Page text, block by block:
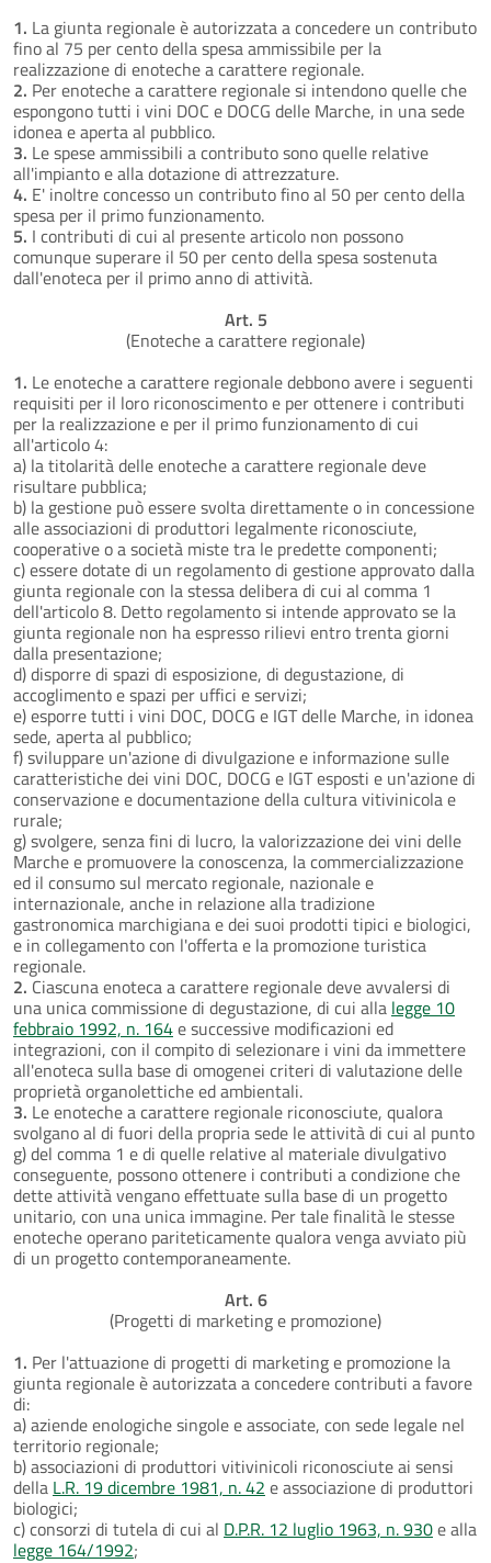
1. La giunta regionale è autorizzata a concedere un contributo
fino al 75 per cento della spesa ammissibile per la
realizzazione di enoteche a carattere regionale.
2. Per enoteche a carattere regionale si intendono quelle che
espongono tutti i vini DOC e DOCG delle Marche, in una sede
idonea e aperta al pubblico.
3. Le spese ammissibili a contributo sono quelle relative
all'impianto e alla dotazione di attrezzature.
4. E' inoltre concesso un contributo fino al 50 per cento della
spesa per il primo funzionamento.
5. I contributi di cui al presente articolo non possono
comunque superare il 50 per cento della spesa sostenuta
dall'enoteca per il primo anno di attività.
Art. 5
(Enoteche a carattere regionale)
1. Le enoteche a carattere regionale debbono avere i seguenti
requisiti per il loro riconoscimento e per ottenere i contributi
per la realizzazione e per il primo funzionamento di cui
all'articolo 4:
a) la titolarità delle enoteche a carattere regionale deve
risultare pubblica;
b) la gestione può essere svolta direttamente o in concessione
alle associazioni di produttori legalmente riconosciute,
cooperative o a società miste tra le predette componenti;
c) essere dotate di un regolamento di gestione approvato dalla
giunta regionale con la stessa delibera di cui al comma 1
dell'articolo 8. Detto regolamento si intende approvato se la
giunta regionale non ha espresso rilievi entro trenta giorni
dalla presentazione;
d) disporre di spazi di esposizione, di degustazione, di
accoglimento e spazi per uffici e servizi;
e) esporre tutti i vini DOC, DOCG e IGT delle Marche, in idonea
sede, aperta al pubblico;
f) sviluppare un'azione di divulgazione e informazione sulle
caratteristiche dei vini DOC, DOCG e IGT esposti e un'azione di
conservazione e documentazione della cultura vitivinicola e
rurale;
g) svolgere, senza fini di lucro, la valorizzazione dei vini delle
Marche e promuovere la conoscenza, la commercializzazione
ed il consumo sul mercato regionale, nazionale e
internazionale, anche in relazione alla tradizione
gastronomica marchigiana e dei suoi prodotti tipici e biologici,
e in collegamento con l'offerta e la promozione turistica
regionale.
2. Ciascuna enoteca a carattere regionale deve avvalersi di
una unica commissione di degustazione, di cui alla legge 10
febbraio 1992, n. 164e successive modificazioni ed
integrazioni, con il compito di selezionare i vini da immettere
all'enoteca sulla base di omogenei criteri di valutazione delle
proprietà organolettiche ed ambientali.
3. Le enoteche a carattere regionale riconosciute, qualora
svolgano al di fuori della propria sede le attività di cui al punto
g) del comma 1 e di quelle relative al materiale divulgativo
conseguente, possono ottenere i contributi a condizione che
dette attività vengano effettuate sulla base di un progetto
unitario, con una unica immagine. Per tale finalità le stesse
enoteche operano pariteticamente qualora venga avviato più
di un progetto contemporaneamente.
Art. 6
(Progetti di marketing e promozione)
1. Per l'attuazione di progetti di marketing e promozione la
giunta regionale è autorizzata a concedere contributi a favore
di:
a) aziende enologiche singole e associate, con sede legale nel
territorio regionale;
b) associazioni di produttori vitivinicoli riconosciute ai sensi
della L.R. 19 dicembre 1981, n. 42 e associazione di produttori
biologici;
c) consorzi di tutela di cui al D.P.R. 12 luglio 1963, n. 930e alla
legge 164/1992;